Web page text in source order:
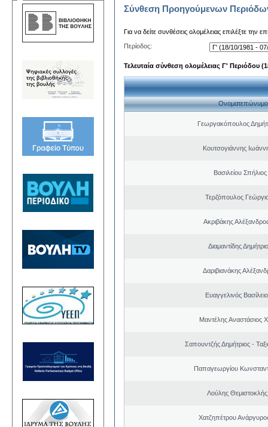
Σύνθεση Προηγούμενων
Για να δείτε συνθέσεις ολομέλειας επιλέξτε την
Περίοδος:
Τελευταία σύνθεση ολομέλειας Γ' Περιόδου
Ονοματεπώνυμο
Γεωργακόπουλος
Κουτσογιάννης
Βασιλείου
Τερζόπουλος
Ακριβάκης
Διαμαντίδης
Δαριβιανάκης
Ευαγγελινός
Μαντέλης Αναστάσιος
Σαπουντζής Δημήτριος -
Παπαγεωργίου
Λούλης Θεμιστοκλής
Χατζηπέτρου